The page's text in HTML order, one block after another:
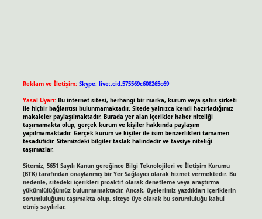
Reklam ve İletişim: Skype: live:.cid.575569c608265c69
Yasal Uyarı: Bu internet sitesi, herhangi bir marka, kurum veya şahıs şirketi
ile hiçbir bağlantısı bulunmamaktadır. Sitede yalnızca kendi hazırladığımız
makaleler paylaşılmaktadır. Burada yer alan içerikler haber niteliği
taşımamakta olup, gerçek kurum ve kişiler hakkında paylaşım
yapılmamaktadır. Gerçek kurum ve kişiler ile isim benzerlikleri tamamen
tesadüfidir. Sitemizdeki bilgiler taslak halindedir ve tavsiye niteliği
taşımazlar.
Sitemiz, 5651 Sayılı Kanun gereğince Bilgi Teknolojileri ve İletişim Kurumu
(BTK) tarafından onaylanmış bir Yer Sağlayıcı olarak hizmet vermektedir. Bu
nedenle, sitedeki içerikleri proaktif olarak denetleme veya araştırma
yükümlülüğümüz bulunmamaktadır. Ancak, üyelerimiz yazdıkları içeriklerin
sorumluluğunu taşımakta olup, siteye üye olarak bu sorumluluğu kabul
etmiş sayılırlar.